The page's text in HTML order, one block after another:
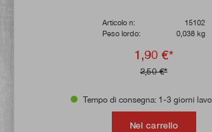
Articolo n:
15102
Peso lordo:
0,038 kg
1,90 €*
2,50 €*
Tempo di consegna: 1-3 giorni
Nel carrello